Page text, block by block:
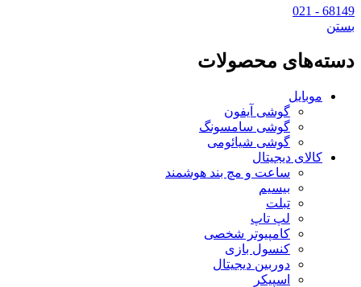
68149 - 021
بستن
دسته‌های محصولات
موبایل
گوشی آیفون
گوشی سامسونگ
گوشی شیائومی
کالای دیجیتال
ساعت و مچ بند هوشمند
بیسیم
تبلت
لپ تاپ
کامپیوتر شخصی
کنسول بازی
دوربین دیجیتال
اسپیکر